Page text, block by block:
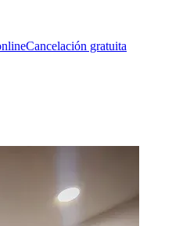
Cancelación gratuita